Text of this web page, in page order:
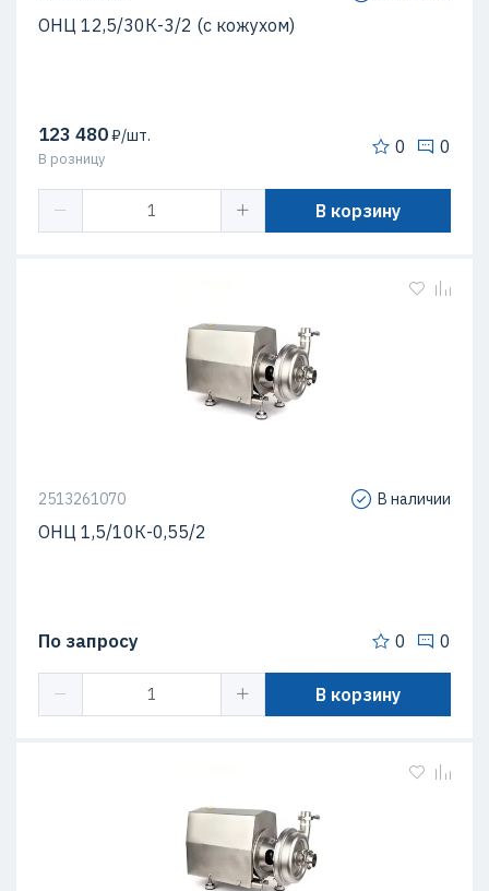
ОНЦ 12,5/30К-3/2 (с кожухом)
123 480₽/шт.
В розницу
0 0
В корзину
2513261070 В наличии
ОНЦ 1,5/10К-0,55/2
По запросу 0 0
В корзину